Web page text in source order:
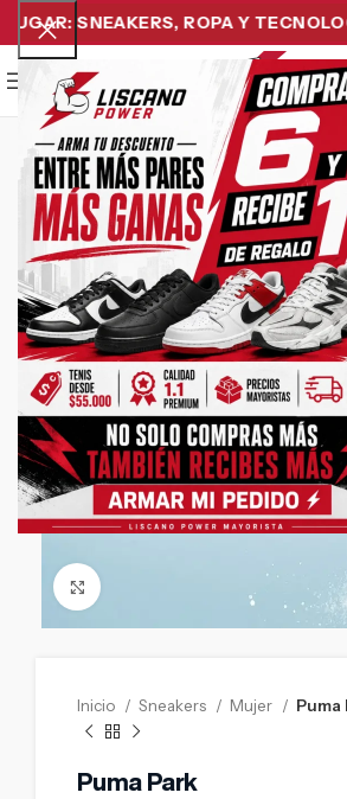
SNEAKERS, ROPA Y
Menu
-11%
Inicio Sneakers Mujer Puma
Puma Park